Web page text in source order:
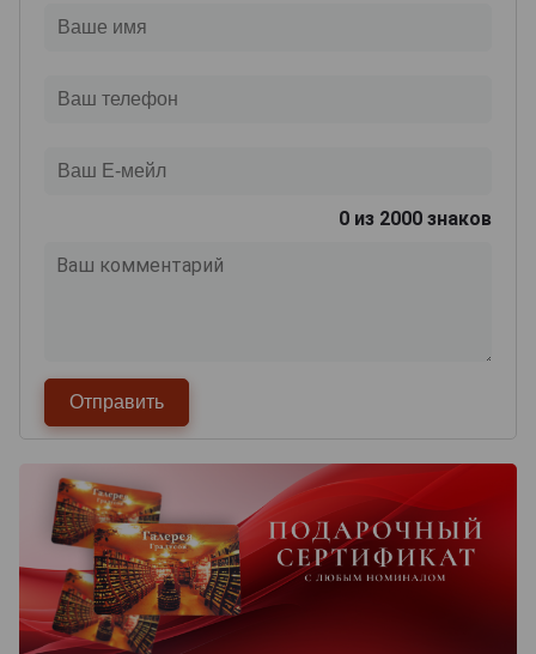
0 из 2000 знаков